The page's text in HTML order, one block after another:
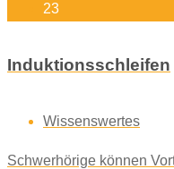
23
Induktionsschleifen
Wissenswertes
Schwerhörige können